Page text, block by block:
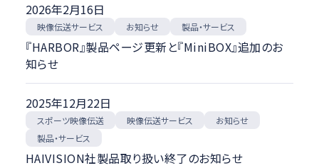
納品・受注
経営
製品・サービス
2026年2月16日
映像伝送サービス お知らせ 製品・サービス
『HARBOR』製品ページ更新と『MiniBOX』追加のお
知らせ
2025年12月22日
スポーツ映像伝送 映像伝送サービス お知らせ
製品・サービス
HAIVISION社製品取り扱い終了のお知らせ